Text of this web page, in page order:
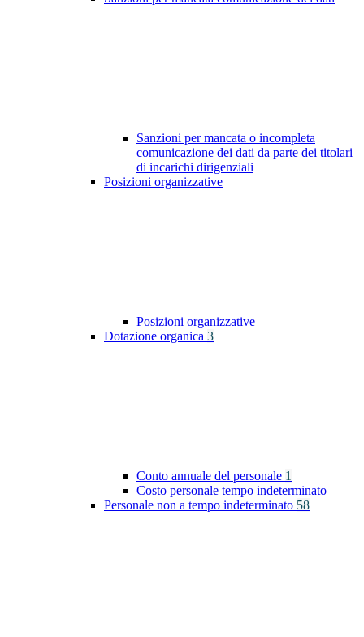
Sanzioni per mancata o incompleta
comunicazione dei dati da parte dei titolari
di incarichi dirigenziali
Posizioni organizzative
Posizioni organizzative
Dotazione organica 3
Conto annuale del personale 1
Costo personale tempo indeterminato
Personale non a tempo indeterminato 58